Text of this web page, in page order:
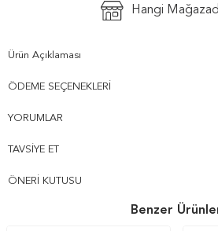
Hangi
Ürün Açıklaması
ÖDEME SEÇENEKLERI
YORUMLAR
TAVSIYE ET
ÖNERI KUTUSU
Benzer